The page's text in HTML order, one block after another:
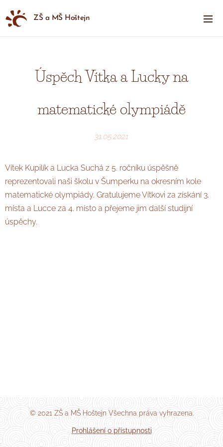
ZŠ a MŠ Hoštejn
Úspěch Vítka a Lucky na
matematické olympiádě
31.05.2021
Vítek Kupilík a Lucka Suchá z 5. ročníku úspěšně
reprezentovali naši školu v Šumperku na okresním kole
matematické olympiády. Gratulujeme Vítkovi za získání 3.
místa a Lucce za 4. místo a přejeme jim další studijní
úspěchy.
© 2021 ZŠ a MŠ Hoštejn Všechna práva vyhrazena.
Prohlášení o přístupnosti